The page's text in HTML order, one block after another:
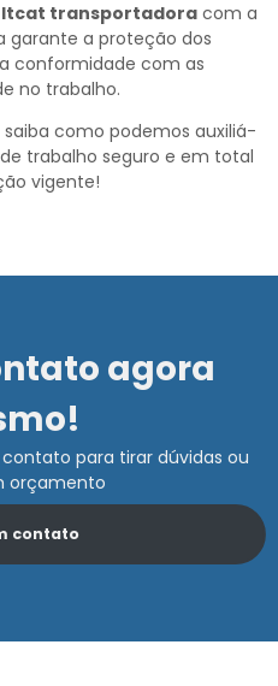
ltcat transportadora com a
garante a proteção dos
conformidade com as
no trabalho.
como podemos auxiliá-
trabalho seguro e em total
vigente!
agora
para tirar dúvidas ou
orçamento
contato